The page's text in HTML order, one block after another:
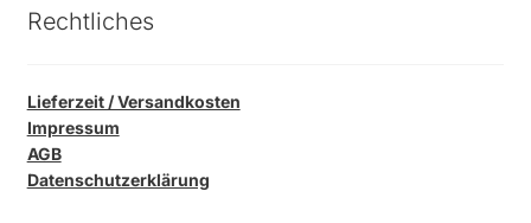
Rechtliches
Lieferzeit / Versandkosten
Impressum
AGB
Datenschutzerklärung